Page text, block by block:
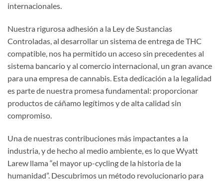
internacionales.
Nuestra rigurosa adhesión a la Ley de Sustancias
Controladas, al desarrollar un sistema de entrega de THC
compatible, nos ha permitido un acceso sin precedentes al
sistema bancario y al comercio internacional, un gran avance
para una empresa de cannabis. Esta dedicación a la legalidad
es parte de nuestra promesa fundamental: proporcionar
productos de cáñamo legítimos y de alta calidad sin
compromiso.
Una de nuestras contribuciones más impactantes a la
industria, y de hecho al medio ambiente, es lo que Wyatt
Larew llama “el mayor up-cycling de la historia de la
humanidad”. Descubrimos un método revolucionario para